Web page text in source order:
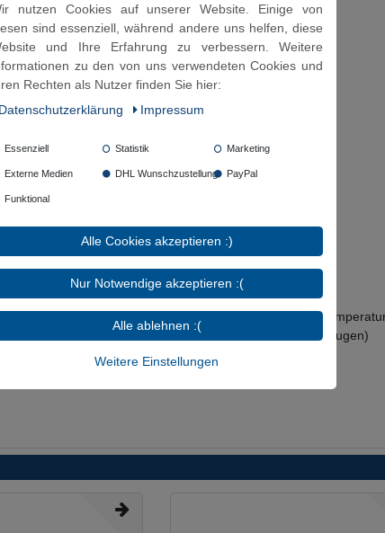
cm und 200 cm
gefertigte Länge möglich
(Raumtemperatur), Methanol / Ethanol
(abhängig von Typ und Konzentration der Säuren und Laugen)
und bis 70°C) und Kühlwasser mit Glykol Beimischung
nutzen Cookies auf unserer Website. Einige von
sind essenziell, während andere uns helfen, diese
und Ihre Erfahrung zu verbessern. Weitere
zu den von uns verwendeten Cookies und
Rechten als Nutzer finden Sie hier:
Daten­schutz­erklärung
Impressum
Essenziell Statistik Marketing
Externe Medien DHL Wunschzustellung PayPal
Funktional
Alle Cookies akzeptieren :)
Nur Notwendige akzeptieren :(
Alle ablehnen :(
Weitere Einstellungen